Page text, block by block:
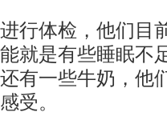
体检，他们目
就是有些睡眠不
有一些牛奶，他
受。